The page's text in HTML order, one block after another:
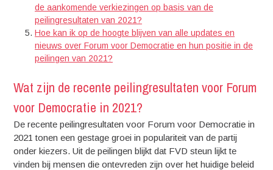
de aankomende verkiezingen op basis van de
peilingresultaten van 2021?
Hoe kan ik op de hoogte blijven van alle updates en
nieuws over Forum voor Democratie en hun positie in de
peilingen van 2021?
Wat zijn de recente peilingresultaten voor Forum
voor Democratie in 2021?
De recente peilingresultaten voor Forum voor Democratie in
2021 tonen een gestage groei in populariteit van de partij
onder kiezers. Uit de peilingen blijkt dat FVD steun lijkt te
vinden bij mensen die ontevreden zijn over het huidige beleid